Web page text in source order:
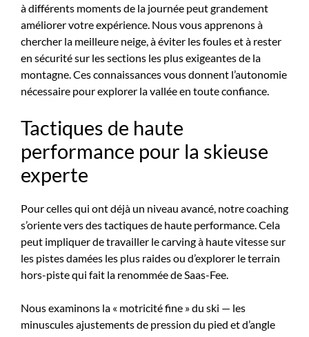
à différents moments de la journée peut grandement
améliorer votre expérience. Nous vous apprenons à
chercher la meilleure neige, à éviter les foules et à rester
en sécurité sur les sections les plus exigeantes de la
montagne. Ces connaissances vous donnent l’autonomie
nécessaire pour explorer la vallée en toute confiance.
Tactiques de haute
performance pour la skieuse
experte
Pour celles qui ont déjà un niveau avancé, notre coaching
s’oriente vers des tactiques de haute performance. Cela
peut impliquer de travailler le carving à haute vitesse sur
les pistes damées les plus raides ou d’explorer le terrain
hors-piste qui fait la renommée de Saas-Fee.
Nous examinons la « motricité fine » du ski — les
minuscules ajustements de pression du pied et d’angle